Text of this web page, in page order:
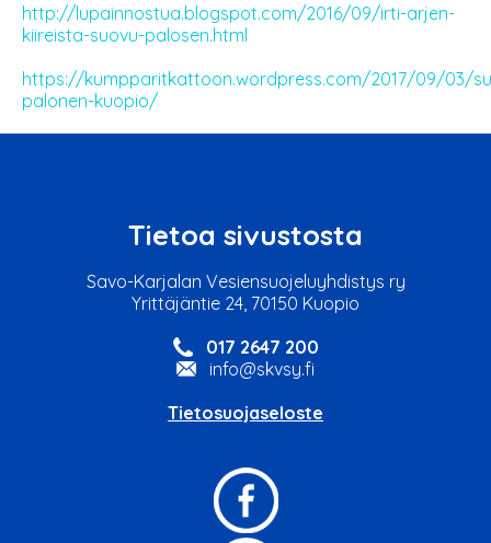
http://lupainnostua.blogspot.com/2016/09/irti-arjen-
kiireista-suovu-palosen.html
https://kumpparitkattoon.wordpress.com/2017/09/03/
palonen-kuopio/
Tietoa sivustosta
Savo-Karjalan Vesiensuojeluyhdistys ry
Yrittäjäntie 24, 70150 Kuopio
017 2647 200
info@skvsy.fi
Tietosuojaseloste